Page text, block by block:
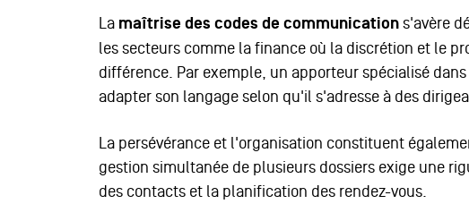
La maîtrise des codes de communications'avère
les secteurs comme la finance où la discrétion et le
différence. Par exemple, un apporteur spécialisé
adapter son langage selon qu'il s'adresse à des
La persévérance et l'organisation constituent
gestion simultanée de plusieurs dossiers exige une
des contacts et la planification des rendez-vous.